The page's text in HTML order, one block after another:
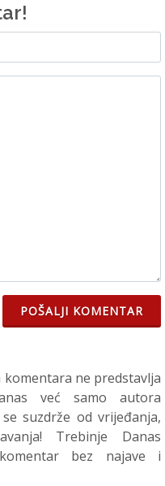
POŠALJI KOMENTAR
komentara ne predstavlja
već samo autora
suzdrže od vrijeđanja,
Trebinje Danas
bez najave i